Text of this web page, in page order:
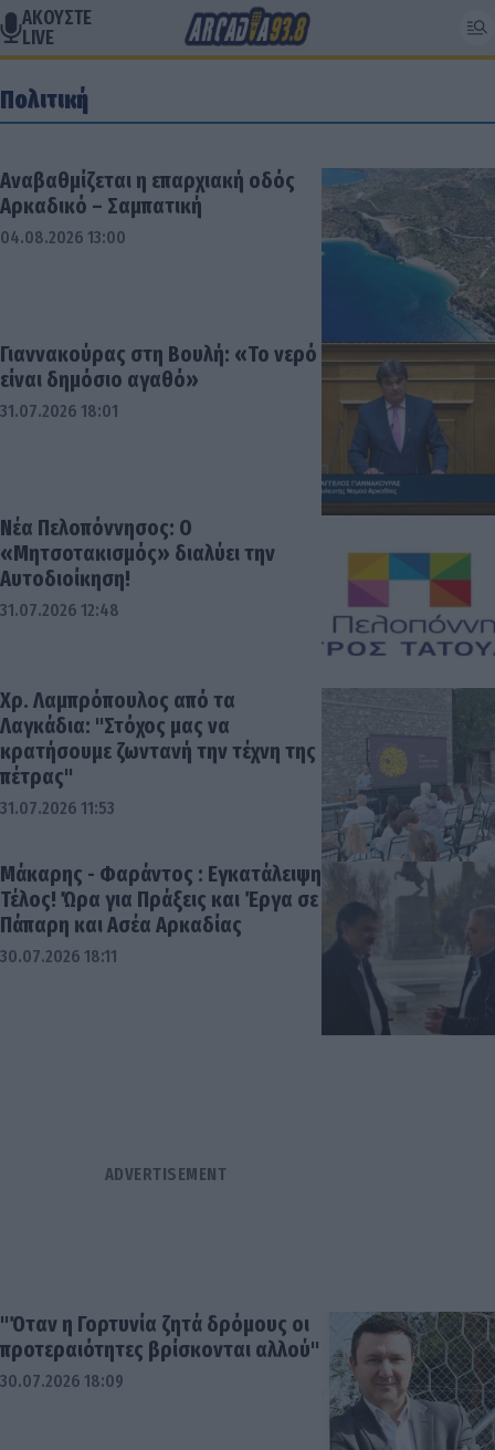
ΑΚΟΥΣΤΕ
LIVE
Πολιτική
Αναβαθμίζεται η επαρχιακή οδός
Αρκαδικό – Σαμπατική
04.08.2026 13:00
Γιαννακούρας στη Βουλή: «Το νερό
είναι δημόσιο αγαθό»
31.07.2026 18:01
Νέα Πελοπόννησος: Ο
«Μητσοτακισμός» διαλύει την
Αυτοδιοίκηση!
31.07.2026 12:48
Χρ. Λαμπρόπουλος από τα
Λαγκάδια: "Στόχος μας να
κρατήσουμε ζωντανή την τέχνη της
πέτρας"
31.07.2026 11:53
Μάκαρης - Φαράντος : Εγκατάλειψη
Τέλος! Ώρα για Πράξεις και Έργα σε
Πάπαρη και Ασέα Αρκαδίας
30.07.2026 18:11
"Όταν η Γορτυνία ζητά δρόμους οι
προτεραιότητες βρίσκονται αλλού"
30.07.2026 18:09